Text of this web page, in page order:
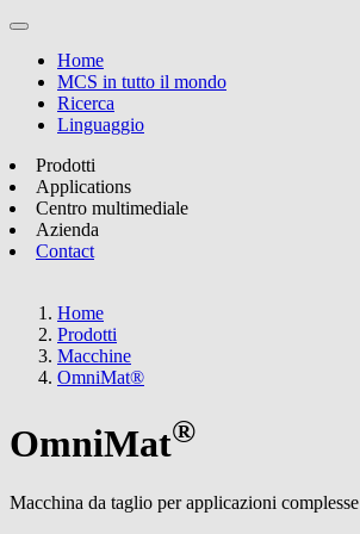
Home
MCS in tutto il mondo
Ricerca
Linguaggio
Prodotti
Applications
Centro multimediale
Azienda
Contact
Home
Prodotti
Macchine
OmniMat®
OmniMat®
Macchina da taglio per applicazioni complesse